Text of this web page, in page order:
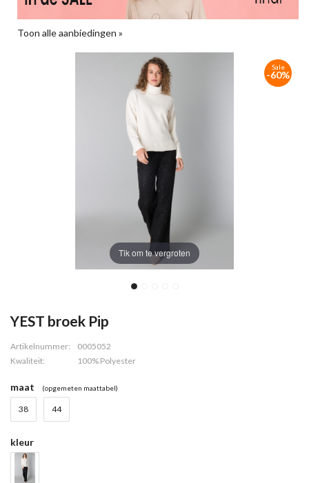
Toon alle aanbiedingen »
Tik om te vergroten
Sale
-60%
YEST broek Pip
Artikelnummer:
0005052
Kwaliteit:
100% Polyester
maat (opgemeten maattabel)
38 44
kleur